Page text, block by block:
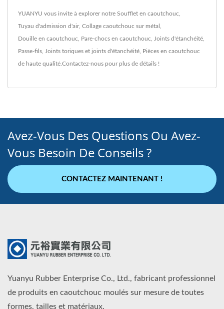
YUANYU vous invite à explorer notre Soufflet en caoutchouc
Tuyau d'admission d'air, Collage caoutchouc sur métal
Douille en caoutchouc Pare-chocs en caoutchouc Joints d'étanchéité
Passe-fils Joints toriques et joints d'étanchéité Pièces en caoutchouc
de haute qualité. Contactez-nous pour plus de détails !
Avez-Vous Des Questions Ou Avez-
Vous Besoin De Conseils ?
CONTACTEZ MAINTENANT !
Yuanyu Rubber Enterprise Co., Ltd., fabricant professionnel
de produits en caoutchouc moulés sur mesure de toutes
formes, tailles et matériaux.